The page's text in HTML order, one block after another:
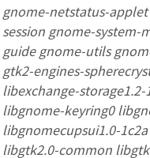
gnome-netstatus-
session gnome-
guide gnome-utils
gtk2-engines-
libexchange-
libgnome-keyring0
libgnomecupsui1.0-
libgtk2.0-common